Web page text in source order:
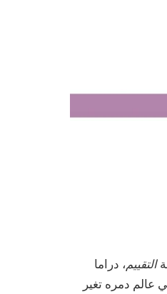
التقييم، دراما
عالم دمره تغير